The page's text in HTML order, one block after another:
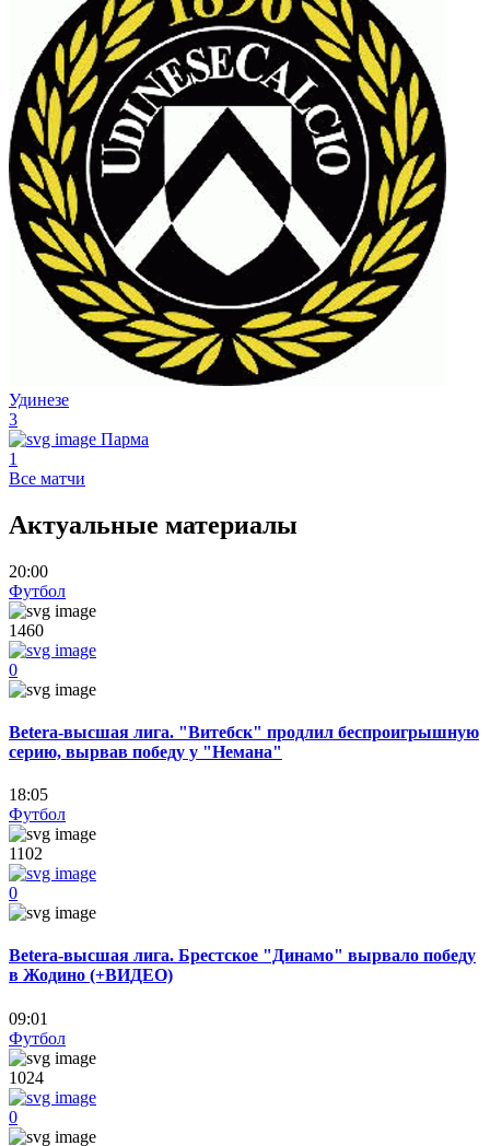
Удинезе
3
Парма
1
Все матчи
Актуальные материалы
20:00
Футбол
1460
0
Betera-высшая лига. "Витебск" продлил беспроигрышную
серию, вырвав победу у "Немана"
18:05
Футбол
1102
0
Betera-высшая лига. Брестское "Динамо" вырвало победу
в Жодино (+ВИДЕО)
09:01
Футбол
1024
0